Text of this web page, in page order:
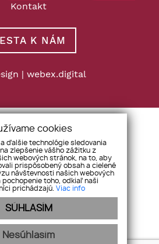
Kontakt
K NÁM
| webex.digital
cookies
ďalšie technológie sledovania
zlepšenie vášho zážitku z
webových stránok, na to, aby
prispôsobený obsah a cielené
návštevnosti našich webových
pochopenie toho, odkiaľ naši
prichádzajú. Viac info
SÚHLASÍM
Nesúhlasím